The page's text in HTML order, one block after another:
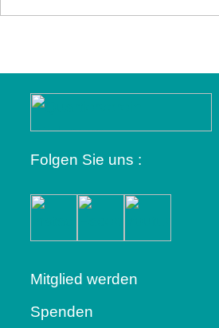
Folgen Sie uns :
Mitglied werden
Spenden